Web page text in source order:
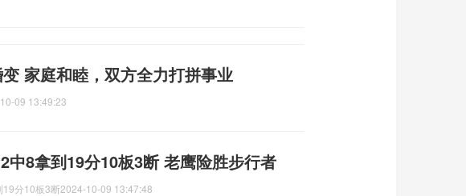
家庭和睦，双方全力打拼事业
09 13:49:23
中8拿到19分10板3断 老鹰险胜步行者
19分10板3断2024-10-09 13:47:48